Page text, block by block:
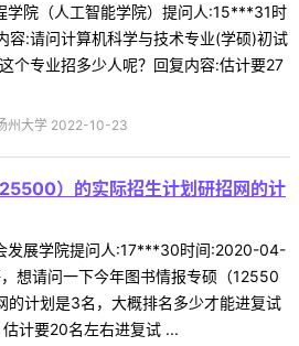
学院（人工智能学院）提问人:15***31时
:请问计算机科学与技术专业(学硕)初试
个专业招多少人呢？回复内容:估计要27
州大学 2022-10-23
）的实际招生计划研招网的计
发展学院提问人:17***30时间:2020-04-
想请问一下今年图书情报专硕（12550
的计划是3名，大概排名多少才能进复试
计要20名左右进复试 ...